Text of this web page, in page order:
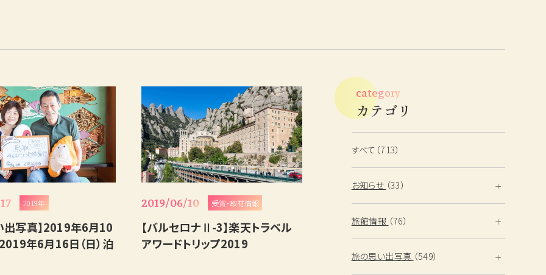
2019年
出写真】2019年6月10
2019年6月16日（日）泊
2019/06/10 受賞・取材情報
【バルセロナⅡ-3】楽天トラベル
アワードトリップ2019
category
カテゴリ
すべて（713）
お知らせ （33）
旅館情報 （76）
旅の思い出写真 （549）